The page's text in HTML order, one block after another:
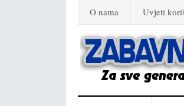
O nama Uvjeti